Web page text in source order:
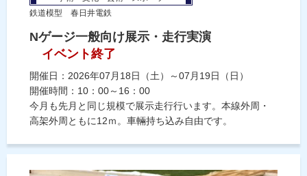
鉄道模型 春日井電鉄
Nゲージ一般向け展示・走行実演
イベント終了
開催日：2026年07月18日（土）～07月19日（日）
開催時間：10：00～16：00
今月も先月と同じ規模で展示走行行います。本線外周・
高架外周ともに12ｍ。車輛持ち込み自由です。